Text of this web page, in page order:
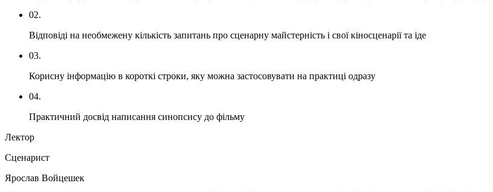
02.
Відповіді на необмежену кількість запитань про сценарну майстерність і свої кіносценарії та іде
03.
Корисну інформацію в короткі строки, яку можна застосовувати на практиці одразу
04.
Практичний досвід написання синопсису до фільму
Лектор
Сценарист
Ярослав Войцешек